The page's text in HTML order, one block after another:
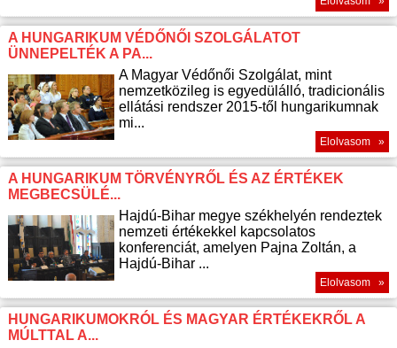
A HUNGARIKUM VÉDŐNŐI SZOLGÁLATOT
ÜNNEPELTÉK A PA...
A Magyar Védőnői Szolgálat, mint
nemzetközileg is egyedülálló, tradicionális
ellátási rendszer 2015-től hungarikumnak
mi...
Elolvasom »
A HUNGARIKUM TÖRVÉNYRŐL ÉS AZ ÉRTÉKEK
MEGBECSÜLÉ...
Hajdú-Bihar megye székhelyén rendeztek
nemzeti értékekkel kapcsolatos
konferenciát, amelyen Pajna Zoltán, a
Hajdú-Bihar ...
Elolvasom »
HUNGARIKUMOKRÓL ÉS MAGYAR ÉRTÉKEKRŐL A
MÚLTTAL A...